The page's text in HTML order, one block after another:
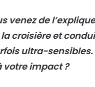
venez de
croisière et
ultra-
impact ?